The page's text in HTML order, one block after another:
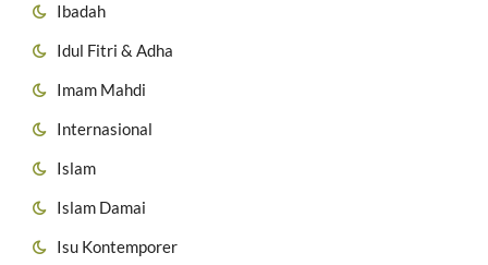
Ibadah
Idul Fitri & Adha
Imam Mahdi
Internasional
Islam
Islam Damai
Isu Kontemporer